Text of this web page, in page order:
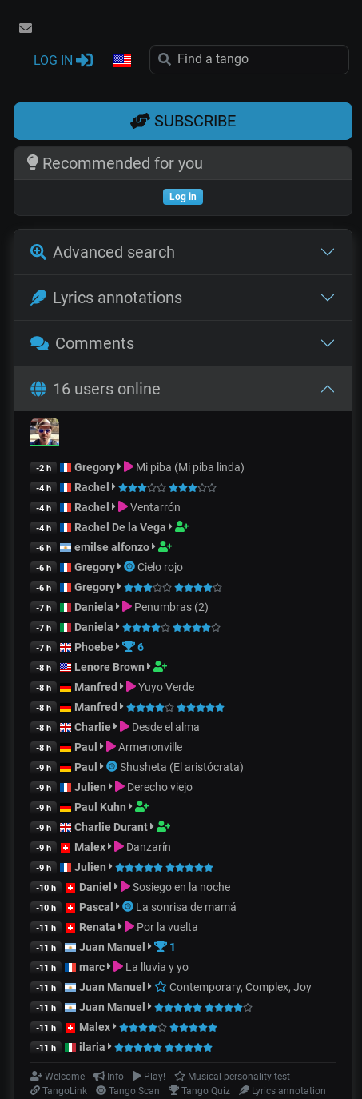
LOG IN
SUBSCRIBE
Recommended for you
Log in
Advanced search
Lyrics annotations
Comments
16 users online
-2 h Gregory Mi piba (Mi piba linda)
-4 h Rachel
-4 h Rachel Ventarrón
-4 h Rachel De la Vega
-6 h emilse alfonzo
-6 h Gregory Cielo rojo
-6 h Gregory
-7 h Daniela Penumbras (2)
-7 h Daniela
-7 h Phoebe 6
-8 h Lenore Brown
-8 h Manfred Yuyo Verde
-8 h Manfred
-8 h Charlie Desde el alma
-8 h Paul Armenonville
-9 h Paul Shusheta (El aristócrata)
-9 h Julien Derecho viejo
-9 h Paul Kuhn
-9 h Charlie Durant
-9 h Malex Danzarín
-9 h Julien
-10 h Daniel Sosiego en la noche
-10 h Pascal La sonrisa de mamá
-11 h Renata Por la vuelta
-11 h Juan Manuel 1
-11 h marc La lluvia y yo
-11 h Juan Manuel Contemporary, Complex, Joy
-11 h Juan Manuel
-11 h Malex
-11 h ilaria
Welcome Info Play!
Musical personality test
TangoLink
Tango Scan Tango Quiz Lyrics annotation